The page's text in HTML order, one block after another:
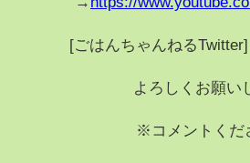
[ごはんちゃんねる
よろしくお願い
※コメントくだ